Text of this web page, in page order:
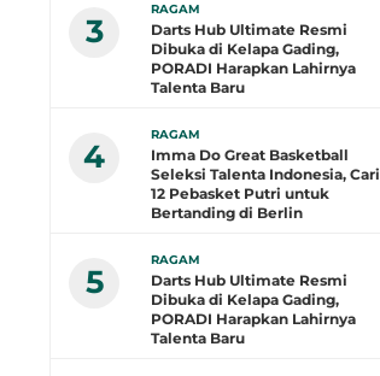
3
RAGAM
Darts Hub Ultimate Resmi
Dibuka di Kelapa Gading,
PORADI Harapkan Lahirnya
Talenta Baru
4
RAGAM
Imma Do Great Basketball
Seleksi Talenta Indonesia, Cari
12 Pebasket Putri untuk
Bertanding di Berlin
5
RAGAM
Darts Hub Ultimate Resmi
Dibuka di Kelapa Gading,
PORADI Harapkan Lahirnya
Talenta Baru